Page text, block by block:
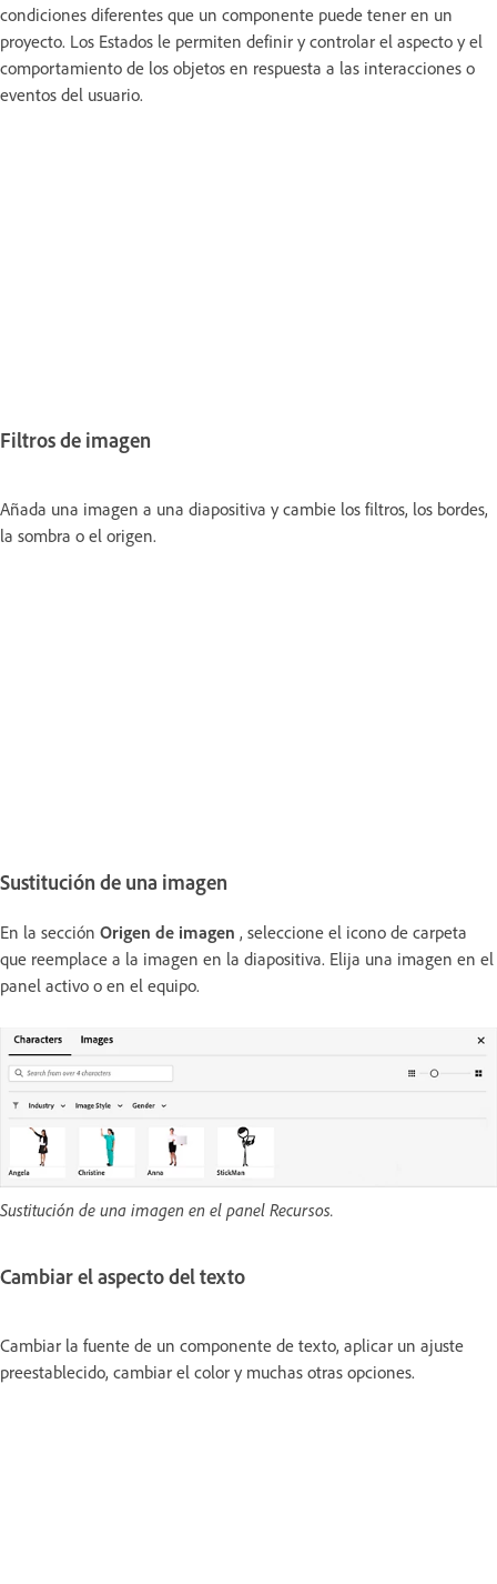
condiciones diferentes que un componente puede tener en un
proyecto. Los Estados le permiten definir y controlar el aspecto y el
comportamiento de los objetos en respuesta a las interacciones o
eventos del usuario.
Filtros de imagen
Añada una imagen a una diapositiva y cambie los filtros, los bordes,
la sombra o el origen.
Sustitución de una imagen
En la sección Origen de imagen , seleccione el icono de carpeta
que reemplace a la imagen en la diapositiva. Elija una imagen en el
panel activo o en el equipo.
Sustitución de una imagen en el panel Recursos.
Cambiar el aspecto del texto
Cambiar la fuente de un componente de texto, aplicar un ajuste
preestablecido, cambiar el color y muchas otras opciones.